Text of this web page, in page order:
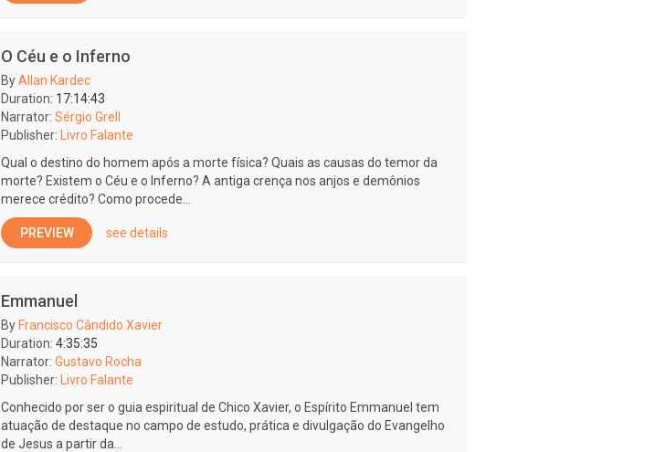
O Céu e o Inferno
ByAllan Kardec
Duration: 17:14:43
Narrator: Sérgio Grell
Publisher:
Livro Falante
Qual o destino do homem após a morte física? Quais as causas do temor da
morte? Existem o Céu e o Inferno? A antiga crença nos anjos e demônios
merece crédito? Como procede...
PREVIEW see details
Emmanuel
By Francisco Cândido Xavier
Duration: 4:35:35
Narrator: Gustavo Rocha
Publisher:
Livro Falante
Conhecido por ser o guia espiritual de Chico Xavier, o Espírito Emmanuel tem
atuação de destaque no campo de estudo, prática e divulgação do Evangelho
de Jesus a partir da...